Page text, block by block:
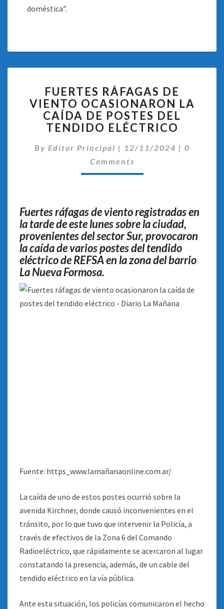
doméstica”.
RÁFAGAS
DE
VIENTO
OCASIONARON
CAÍDA
DE
FUERTES RÁFAGAS DE
VIENTO OCASIONARON LA
CAÍDA DE POSTES DEL
TENDIDO ELÉCTRICO
By Editor Principal | 12/11/2024 | 0
Comments
Fuertes ráfagas de viento registradas en
la tarde de este lunes sobre la ciudad,
provenientes del sector Sur, provocaron
la caída de varios postes del tendido
eléctrico de REFSA en la zona del barrio
La Nueva Formosa.
Fuente: https_www.lamañanaonline.com.ar/
La caída de uno de estos postes ocurrió sobre la
avenida Kirchner, donde causó inconvenientes en el
tránsito, por lo que tuvo que intervenir la Policía, a
través de efectivos de la Zona 6 del Comando
Radioeléctrico, que rápidamente se acercaron al lugar
constatando la presencia, además, de un cable del
tendido eléctrico en la vía pública.
Ante esta situación, los policías comunicaron el hecho